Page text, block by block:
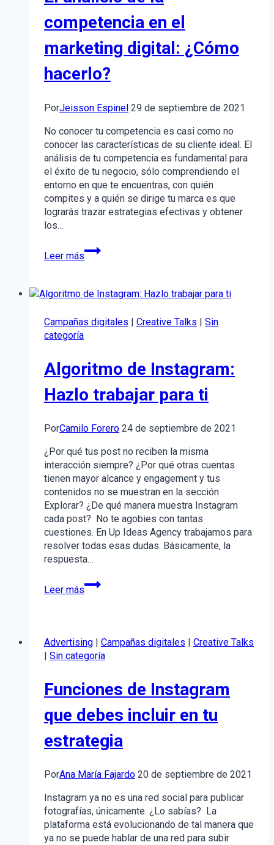
competencia en el
marketing digital: ¿Cómo
hacerlo?
PorJeisson Espinel 29 de septiembre de 2021
No conocer tu competencia es casi como no
conocer las características de su cliente ideal. El
análisis de tu competencia es fundamental para
el éxito de tu negocio, sólo comprendiendo el
entorno en que te encuentras, con quién
compites y a quién se dirige tu marca es que
lograrás trazar estrategias efectivas y obtener
los…
Leer más
El
análisis
la
competencia
el
¿Cómo
Campañas digitales | Creative Talks | Sin
categoría
Algoritmo de Instagram:
Hazlo trabajar para ti
PorCamilo Forero 24 de septiembre de 2021
¿Por qué tus post no reciben la misma
interacción siempre? ¿Por qué otras cuentas
tienen mayor alcance y engagement y tus
contenidos no se muestran en la sección
Explorar? ¿De qué manera muestra Instagram
cada post? No te agobies con tantas
cuestiones. En Up Ideas Agency trabajamos para
resolver todas esas dudas. Básicamente, la
respuesta…
Leer más
Algoritmo
de
trabajar
para
ti
Advertising | Campañas digitales | Creative Talks
| Sin categoría
Funciones de Instagram
que debes incluir en tu
estrategia
PorAna María Fajardo 20 de septiembre de 2021
Instagram ya no es una red social para publicar
fotografías, únicamente. ¿Lo sabías? La
plataforma está evolucionando de tal manera que
ya no se puede hablar de una red para subir